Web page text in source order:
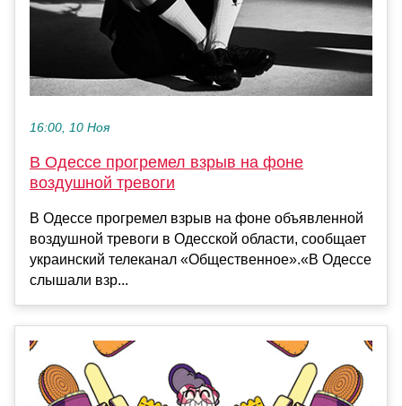
16:00, 10 Ноя
В Одессе прогремел взрыв на фоне
воздушной тревоги
В Одессе прогремел взрыв на фоне объявленной
воздушной тревоги в Одесской области, сообщает
украинский телеканал «Общественное».«В Одессе
слышали взр...